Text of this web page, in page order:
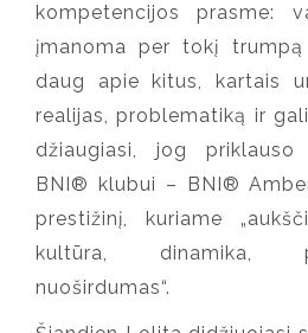
kompetencijos prasme:
įmanoma per tokį
daug apie kitus, kartais
realijas, problematiką ir
džiaugiasi, jog priklauso
BNI® klubui – BNI®
prestižinį, kuriame
kultūra, dinamika,
nuoširdumas“.